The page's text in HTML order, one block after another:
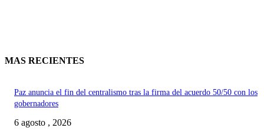
MAS RECIENTES
Paz anuncia el fin del centralismo tras la firma del acuerdo 50/50 con los
gobernadores
6 agosto , 2026